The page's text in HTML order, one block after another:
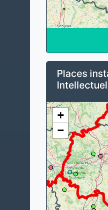
Places
+
−